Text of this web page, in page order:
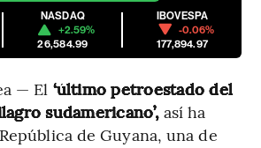
NASDAQ
+2.59%
26,584.99
IBOVESPA
-0.06%
177,894.97
— El ‘último petroestado del
sudamericano’,así ha
de Guyana, una de